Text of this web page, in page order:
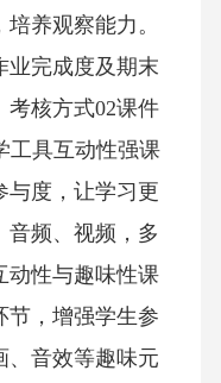
养观察能力。
业完成度及期末
考核方式02课件
工具互动性强课
与度，让学习更
音频、视频，多
动性与趣味性课
节，增强学生参
、音效等趣味元